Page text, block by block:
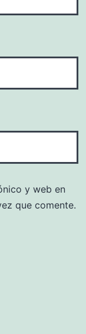
y web en
que comente.